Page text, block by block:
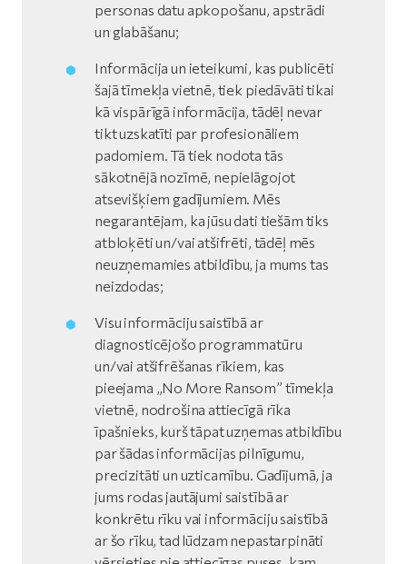
personas datu apkopošanu, apstrādi
un glabāšanu;
Informācija un ieteikumi, kas publicēti
šajā tīmekļa vietnē, tiek piedāvāti tikai
kā vispārīgā informācija, tādēļ nevar
tikt uzskatīti par profesionāliem
padomiem. Tā tiek nodota tās
sākotnējā nozīmē, nepielāgojot
atsevišķiem gadījumiem. Mēs
negarantējam, ka jūsu dati tiešām tiks
atbloķēti un/vai atšifrēti, tādēļ mēs
neuzņemamies atbildību, ja mums tas
neizdodas;
Visu informāciju saistībā ar
diagnosticējošo programmatūru
un/vai atšifrēšanas rīkiem, kas
pieejama „No More Ransom” tīmekļa
vietnē, nodrošina attiecīgā rīka
īpašnieks, kurš tāpat uzņemas atbildību
par šādas informācijas pilnīgumu,
precizitāti un uzticamību. Gadījumā, ja
jums rodas jautājumi saistībā ar
konkrētu rīku vai informāciju saistībā
ar šo rīku, tad lūdzam nepastarpināti